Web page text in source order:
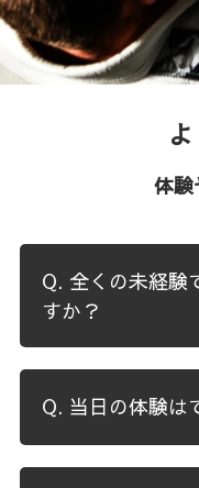
体験
Q. 全くの未経験
すか？
Q. 当日の体験は